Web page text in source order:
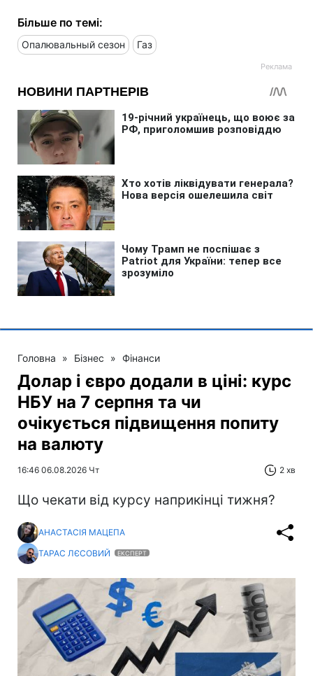
Більше по темі:
Опалювальный сезон Газ
Головна » Бізнес » Фінанси
Долар і євро додали в ціні: курс
НБУ на 7 серпня та чи
очікується підвищення попиту
на валюту
16:46 06.08.2026 Чт 2 хв
Що чекати від курсу наприкінці тижня?
АНАСТАСІЯ МАЦЕПА
ТАРАС ЛЄСОВИЙ
ЕКСПЕРТ